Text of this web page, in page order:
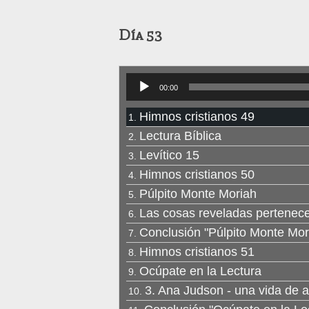
Día
Reproductor
audio
00:00
1. Himnos cristianos 49
2. Lectura Bíblica
3. Levítico 15
4. Himnos cristianos 50
5. Púlpito Monte Moriah
6. Las cosas reveladas
7. Conclusión "Púlpito Monte
8. Himnos cristianos 51
9. Ocúpate en la Lectura
10. 3. Ana Judson - una vida de